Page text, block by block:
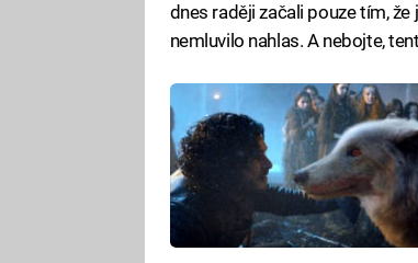
dnes raději začali pouze tím,
nemluvilo nahlas. A nebojte,